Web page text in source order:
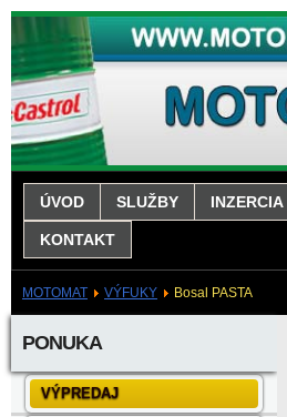
ÚVOD SLUŽBY INZERCIA
KONTAKT
MOTOMAT VÝFUKY Bosal PASTA
PONUKA
VÝPREDAJ